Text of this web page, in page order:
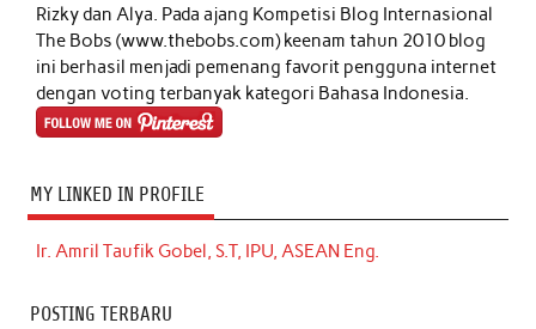
Rizky dan Alya. Pada ajang Kompetisi Blog Internasional
The Bobs (www.thebobs.com) keenam tahun 2010 blog
ini berhasil menjadi pemenang favorit pengguna internet
dengan voting terbanyak kategori Bahasa Indonesia.
MY LINKED IN PROFILE
Ir. Amril Taufik Gobel, S.T, IPU, ASEAN Eng.
POSTING TERBARU